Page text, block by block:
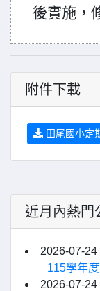
後實施，
附件下載
田尾國小定
近月內熱門
2026-07-24
115學年
2026-07-24